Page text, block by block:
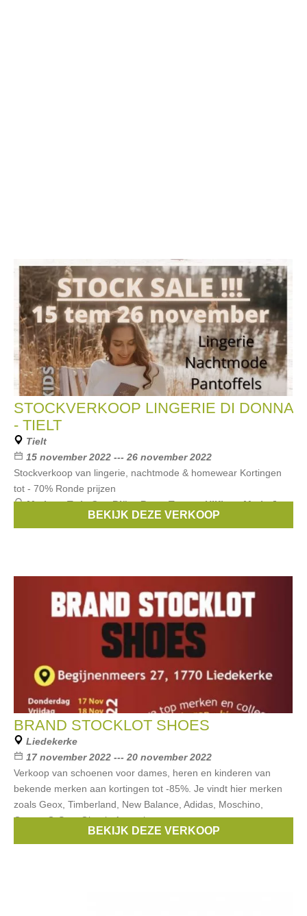
STOCKVERKOOP LINGERIE DI DONNA
- TIELT
Tielt
15 november 2022 --- 26 november 2022
Stockverkoop van lingerie, nachtmode & homewear Kortingen
tot - 70% Ronde prijzen
Merken:Twin Set,Björn Borg,Tommy Hilfiger,Marie Jo,
, ...BEKIJK DEZE VERKOOP
BRAND STOCKLOT SHOES
Liedekerke
17 november 2022 --- 20 november 2022
Verkoop van schoenen voor dames, heren en kinderen van
bekende merken aan kortingen tot -85%. Je vindt hier merken
zoals Geox, Timberland, New Balance, Adidas, Moschino,
Guess, G-Star, Giorgio Armani,
Guess,Moschino,Geox,Nike,Timberland
BEKIJK DEZE VERKOOP